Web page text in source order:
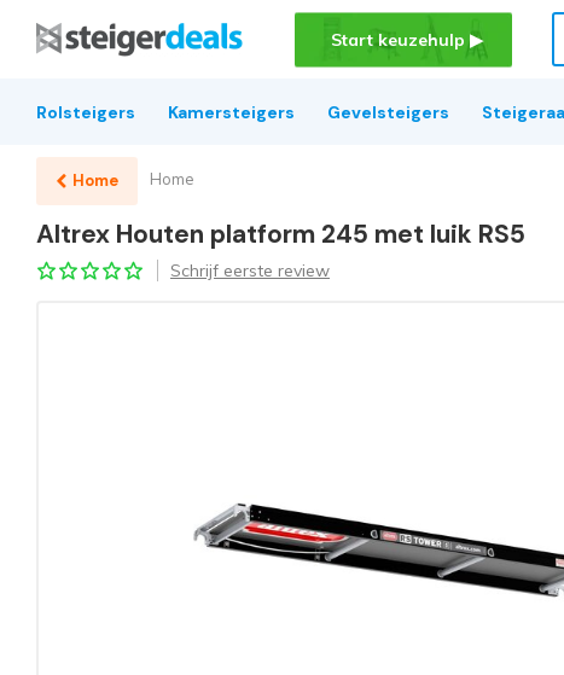
Start keuzehulp ▶
Rolsteigers Kamersteigers Gevelsteigers
Home Home
Altrex Houten platform 245 met luik RS5
Schrijf eerste review